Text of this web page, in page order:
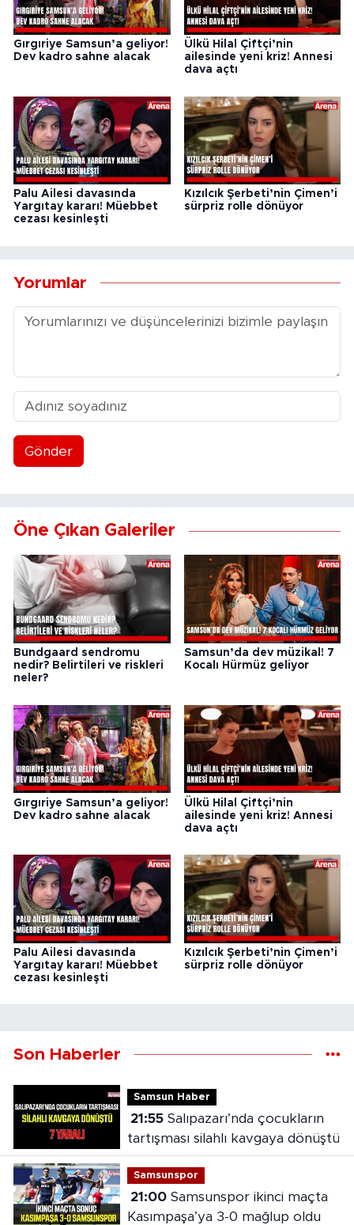
Gırgıriye Samsun’a geliyor!
Dev kadro sahne alacak
Ülkü Hilal Çiftçi’nin
ailesinde yeni kriz! Annesi
dava açtı
Palu Ailesi davasında
Yargıtay kararı! Müebbet
cezası kesinleşti
Kızılcık Şerbeti’nin Çimen’i
sürpriz rolle dönüyor
Yorumlar
Gönder
Öne Çıkan Galeriler
Bundgaard sendromu
nedir? Belirtileri ve riskleri
neler?
Samsun’da dev müzikal! 7
Kocalı Hürmüz geliyor
Gırgıriye Samsun’a geliyor!
Dev kadro sahne alacak
Ülkü Hilal Çiftçi’nin
ailesinde yeni kriz! Annesi
dava açtı
Palu Ailesi davasında
Yargıtay kararı! Müebbet
cezası kesinleşti
Kızılcık Şerbeti’nin Çimen’i
sürpriz rolle dönüyor
Son Haberler
Samsun Haber
21:55Salıpazarı’nda çocukların
tartışması silahlı kavgaya dönüştü
Samsunspor
21:00Samsunspor ikinci maçta
Kasımpaşa’ya 3-0 mağlup oldu